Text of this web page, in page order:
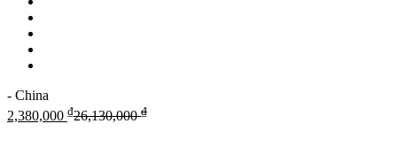
- China
2,380,000 ₫26,130,000₫